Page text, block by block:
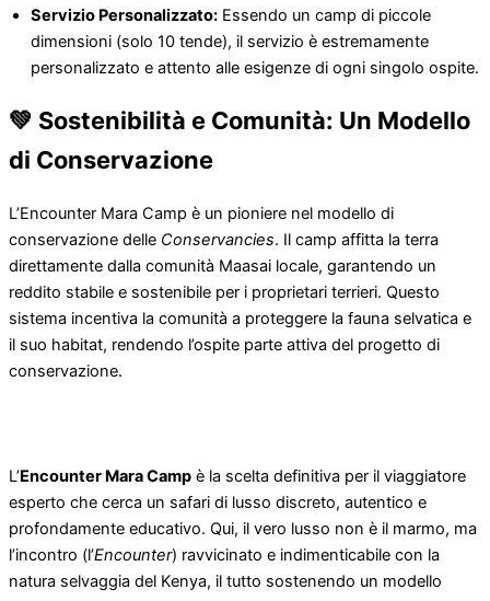
Servizio Personalizzato: Essendo un camp di piccole
dimensioni (solo 10 tende), il servizio è estremamente
personalizzato e attento alle esigenze di ogni singolo ospite.
💚 Sostenibilità e Comunità: Un Modello
di Conservazione
L’Encounter Mara Camp è un pioniere nel modello di
conservazione delle Conservancies. Il camp affitta la terra
direttamente dalla comunità Maasai locale, garantendo un
reddito stabile e sostenibile per i proprietari terrieri. Questo
sistema incentiva la comunità a proteggere la fauna selvatica e
il suo habitat, rendendo l’ospite parte attiva del progetto di
conservazione.
L’Encounter Mara Camp è la scelta definitiva per il viaggiatore
esperto che cerca un safari di lusso discreto, autentico e
profondamente educativo. Qui, il vero lusso non è il marmo, ma
l’incontro (l’Encounter) ravvicinato e indimenticabile con la
natura selvaggia del Kenya, il tutto sostenendo un modello